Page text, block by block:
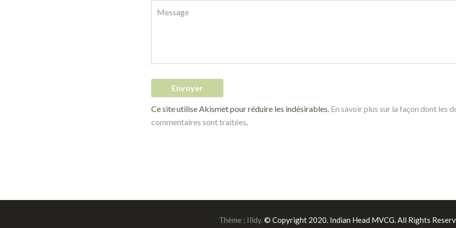
Ce site utilise Akismet pour réduire les indésirables. En savoir plus sur la façon dont les
commentaires sont traitées.
Thème : Illdy.© Copyright 2020. Indian Head MVCG. All Rights